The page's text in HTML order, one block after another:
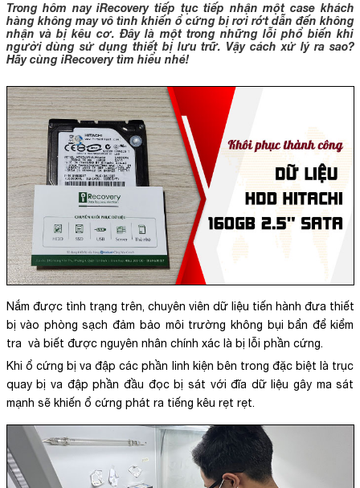
Trong hôm nay iRecovery tiếp tục tiếp nhận một case khách
hàng không may vô tình khiến ổ cứng bị rơi rớt dẫn đến không
nhận và bị kêu cơ. Đây là một trong những lỗi phổ biến khi
người dùng sử dụng thiết bị lưu trữ. Vậy cách xử lý ra sao?
Hãy cùng iRecovery tìm hiểu nhé!
Nắm được tình trạng trên, chuyên viên dữ liệu tiến hành đưa thiết
bị vào phòng sạch đảm bảo môi trường không bụi bẩn để kiểm
tra và biết được nguyên nhân chính xác là bị lỗi phần cứng.
Khi ổ cứng bị va đập các phần linh kiện bên trong đặc biệt là trục
quay bị va đập phần đầu đọc bị sát với đĩa dữ liệu gây ma sát
mạnh sẽ khiến ổ cứng phát ra tiếng kêu rẹt rẹt.